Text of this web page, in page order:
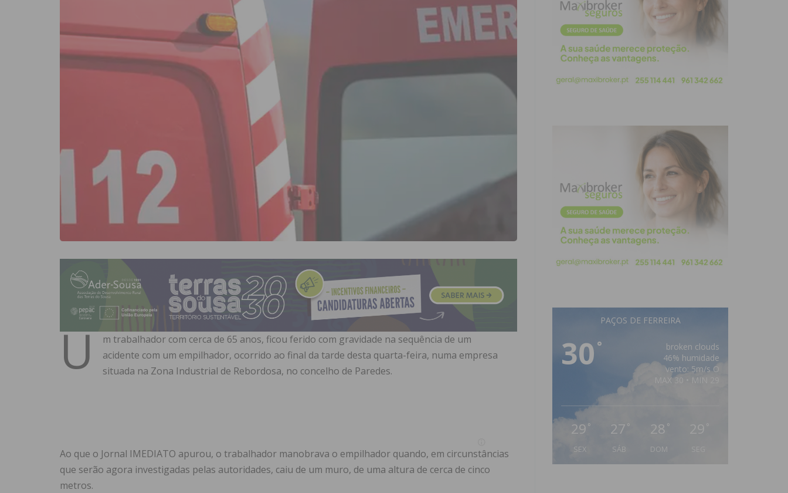
U
m trabalhador com cerca de 65 anos, ficou ferido com gravidade na sequência de um
acidente com um empilhador, ocorrido ao final da tarde desta quarta-feira, numa empresa
situada na Zona Industrial de Rebordosa, no concelho de Paredes.
Ao que o Jornal IMEDIATO apurou, o trabalhador manobrava o empilhador quando, em circunstâncias
que serão agora investigadas pelas autoridades, caiu de um muro, de uma altura de cerca de cinco
metros.
PAÇOS DE FERREIRA
30 °
broken clouds
46% humidade
vento: 5m/s O
MAX 30 • MIN 29
29 °
SEX
27 °
SÁB
28 °
DOM
29 °